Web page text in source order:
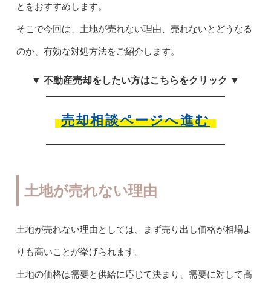
とをおすすめします。
そこで今回は、土地が売れない理由、売れないとどうなる
のか、有効な対処方法をご紹介します。
▼ 不動産売却をしたい方はこちらをクリック ▼
売却相談ページへ進む
土地が売れない理由
土地が売れない理由としては、まず売り出し価格が相場よ
りも高いことが挙げられます。
土地の価格は需要と供給に応じて決まり、需要に対して高